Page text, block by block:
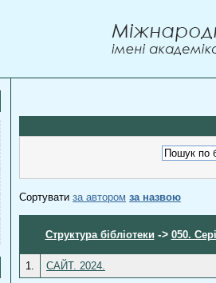
Сортувати за автором за назвою
Структура бібліотеки -> 050.
1. САЙТ. 2024.